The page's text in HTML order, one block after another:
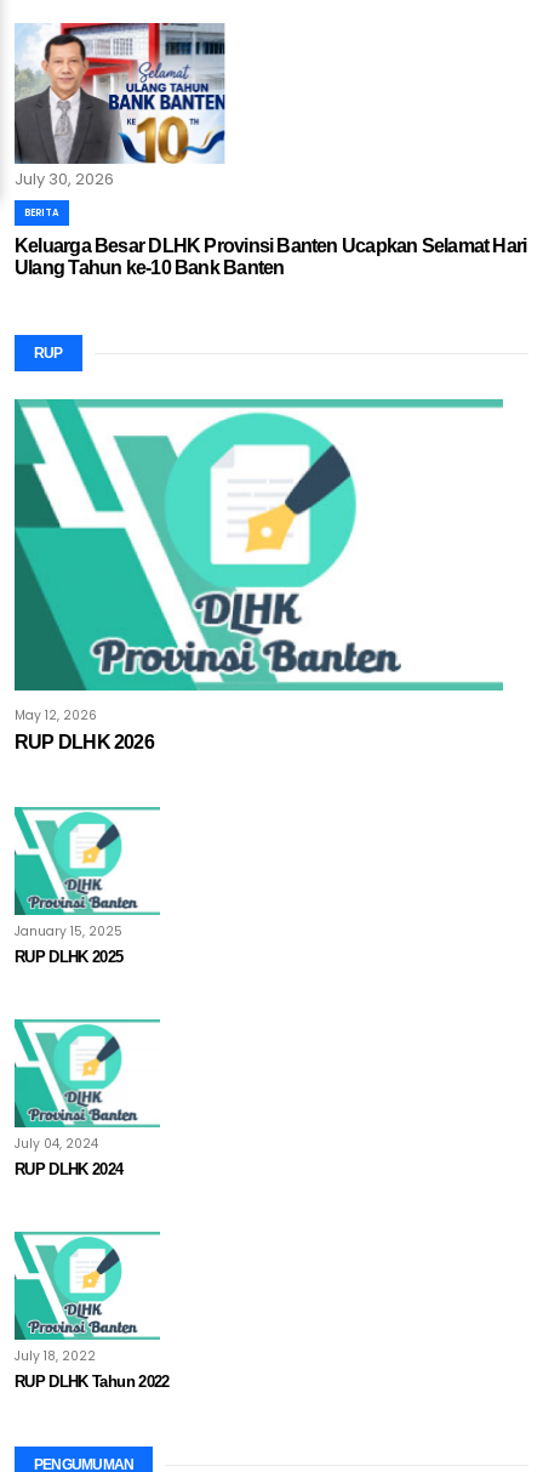
July 30, 2026
BERITA
Keluarga Besar DLHK Provinsi Banten Ucapkan Selamat Hari
Ulang Tahun ke-10 Bank Banten
RUP
May 12, 2026
RUP DLHK 2026
January 15, 2025
RUP DLHK 2025
July 04, 2024
RUP DLHK 2024
July 18, 2022
RUP DLHK Tahun 2022
PENGUMUMAN